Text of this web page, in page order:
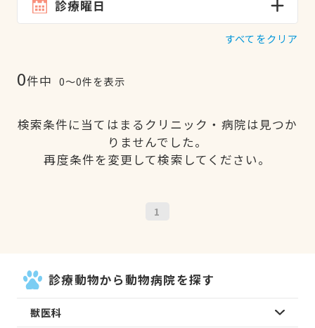
診療曜日
すべてをクリア
0件中 0〜0件を表示
検索条件に当てはまるクリニック・病院は見つか
りませんでした。
再度条件を変更して検索してください。
1
診療動物から動物病院を探す
獣医科